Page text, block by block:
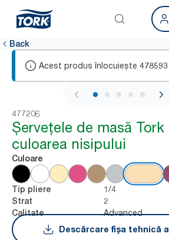
Back
Acest produs înlocuiește 478593
1 / 6
477206
Șervețele de masă
culoarea nisipului
Culoare
Tip pliere 1/4
Strat 2
Calitate
Advanced
Descărcare fișa tehnică